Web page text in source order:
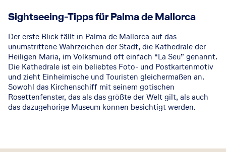
Sightseeing-Tipps für Palma de Mallorca
Der erste Blick fällt in Palma de Mallorca auf das
unumstrittene Wahrzeichen der Stadt, die Kathedrale der
Heiligen Maria, im Volksmund oft einfach “La Seu” genannt.
Die Kathedrale ist ein beliebtes Foto- und Postkartenmotiv
und zieht Einheimische und Touristen gleichermaßen an.
Sowohl das Kirchenschiff mit seinem gotischen
Rosettenfenster, das als das größte der Welt gilt, als auch
das dazugehörige Museum können besichtigt werden.